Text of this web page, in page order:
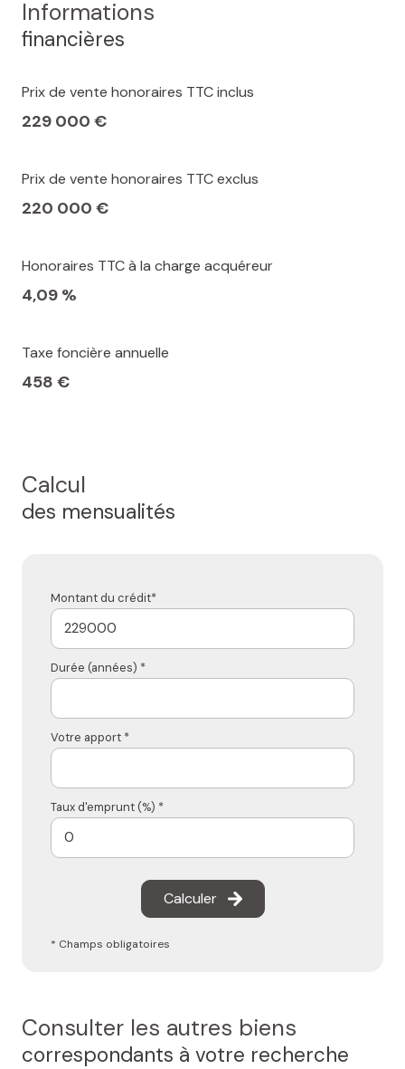
Informations
financières
Prix de vente honoraires TTC inclus
229 000 €
Prix de vente honoraires TTC exclus
220 000 €
Honoraires TTC à la charge acquéreur
4,09 %
Taxe foncière annuelle
458 €
Calcul
des mensualités
Montant du crédit*
Durée (années) *
Votre apport *
Taux d'emprunt (%) *
Calculer
* Champs obligatoires
Consulter les autres biens
correspondants à votre recherche